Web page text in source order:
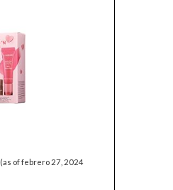
(as of febrero 27, 2024